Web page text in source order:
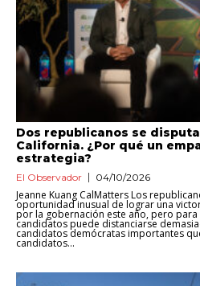
Dos republicanos se
California. ¿Por qué un
estrategia?
El Observador 04/10/2026
Jeanne Kuang CalMatters Los
oportunidad inusual de lograr una
por la gobernación este año, pero para
candidatos puede distanciarse
candidatos demócratas importantes
candidatos...